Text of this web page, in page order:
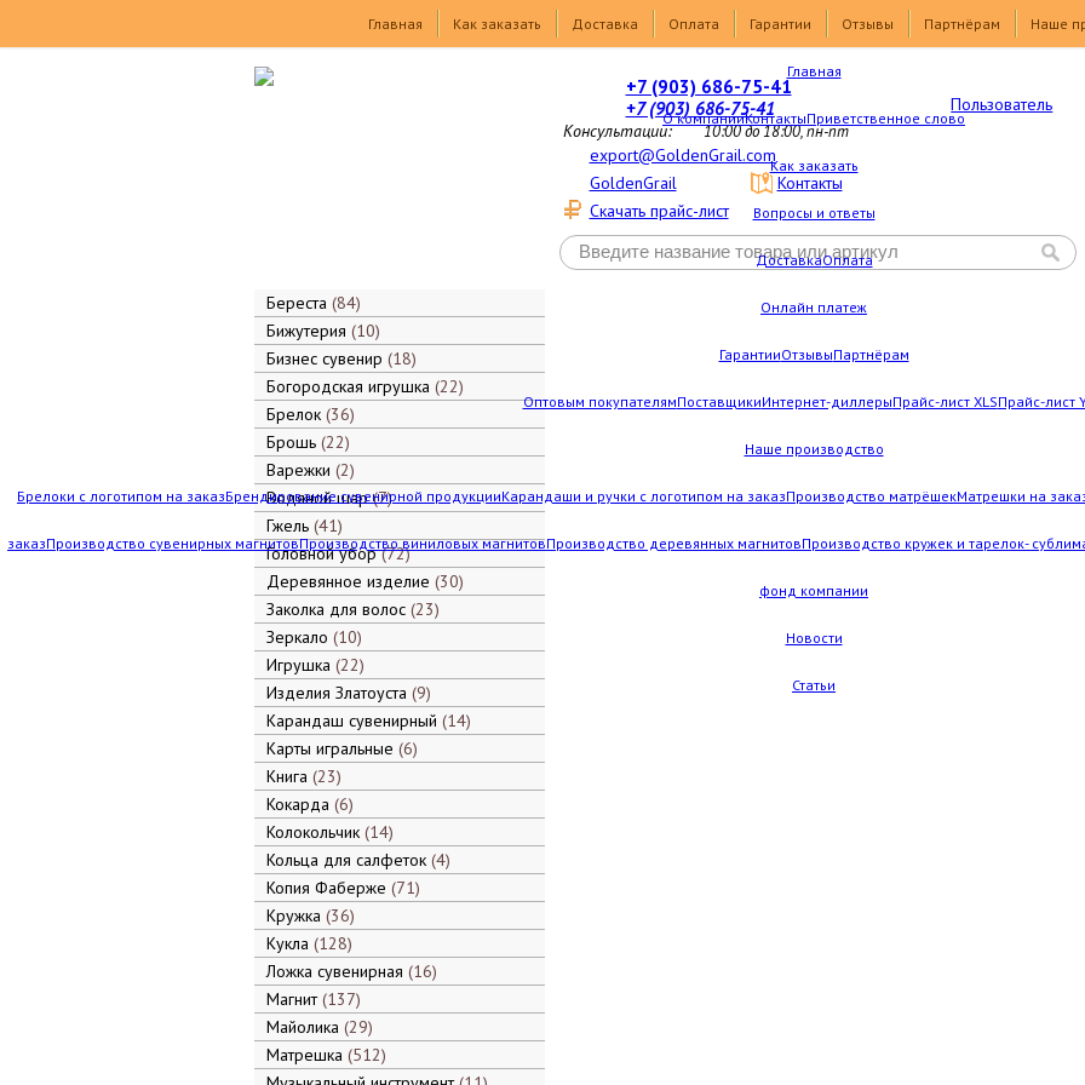
Главная
Как заказать Доставка Оплата Гарантии Отзывы Партнёрам Наше
Главная
О компанииКонтактыПриветственное слово
Как заказать
Вопросы и ответы
ДоставкаОплата
Онлайн платеж
ГарантииОтзывыПартнёрам
Оптовым покупателямПоставщикиИнтернет-диллерыПрайс-лист XLSПрайс-лист
Наше производство
Брелоки с логотипом на заказБрендирование сувенирной продукцииКарандаши и ручки с логотипом на заказПроизводство матрёшекМатрешки на
заказПроизводство сувенирных магнитовПроизводство виниловых магнитовПроизводство деревянных магнитовПроизводство кружек и тарелок-
фонд компании
Новости
Статьи
+7 (903) 686-75-41
+7 (903) 686-75-41
Консультации: 10:00 до 18:00, пн-пт
export@GoldenGrail.com
GoldenGrail
Скачать прайс-лист
Контакты
Пользователь
Береста 84
Бижутерия 10
Бизнес сувенир 18
Богородская игрушка 22
Брелок 36
Брошь 22
Варежки 2
Водяной шар 7
Гжель 41
Головной убор 72
Деревянное изделие 30
Заколка для волос 23
Зеркало 10
Игрушка 22
Изделия Златоуста 9
Карандаш сувенирный 14
Карты игральные 6
Книга 23
Кокарда 6
Колокольчик 14
Кольца для салфеток 4
Копия Фаберже 71
Кружка 36
Кукла 128
Ложка сувенирная 16
Магнит 137
Майолика 29
Матрешка 512